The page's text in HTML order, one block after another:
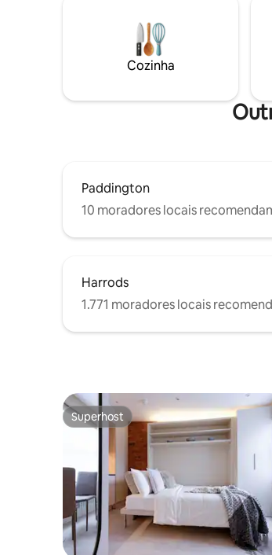
Cozinha
Paddington
10 moradores locais
Harrods
1.771 moradores locais
Superhost
Superhost